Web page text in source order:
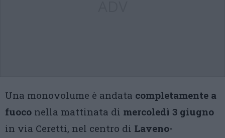
Una monovolume è andata completamente a
fuoco nella mattinata di mercoledì 3 giugno
in via Ceretti, nel centro di Laveno-